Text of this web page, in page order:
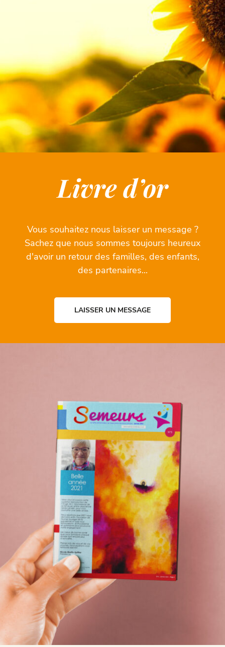
Livre d’or
Vous souhaitez nous laisser un message ?
Sachez que nous sommes toujours heureux
d'avoir un retour des familles, des enfants,
des partenaires...
LAISSER UN MESSAGE